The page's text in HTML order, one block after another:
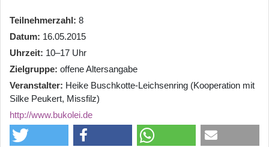
Teilnehmerzahl 8
Datum 16.05.2015
Uhrzeit 10–17 Uhr
Zielgruppe offene Altersangabe
Veranstalter Heike Buschkotte-Leichsenring (Kooperation mit
Silke Peukert, Missfilz)
http://www.bukolei.de